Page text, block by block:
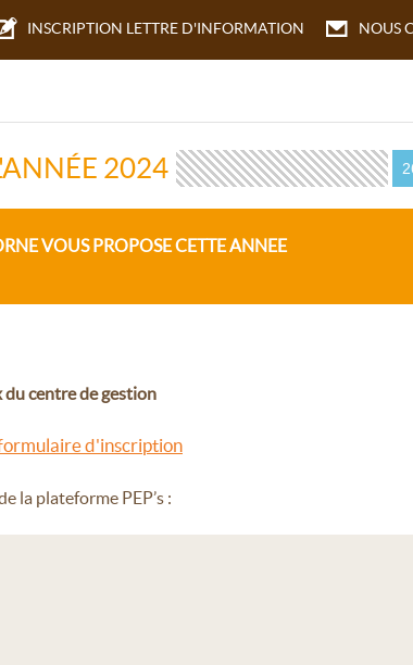
NOUS
INSCRIPTION LETTRE D'INFORMATION
2024
VOUS PROPOSE CETTE ANNEE
du centre de gestion
d'inscription
la plateforme PEP’s :